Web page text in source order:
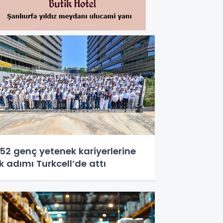
genç yetenek kariyerlerine
adımı Turkcell’de attı